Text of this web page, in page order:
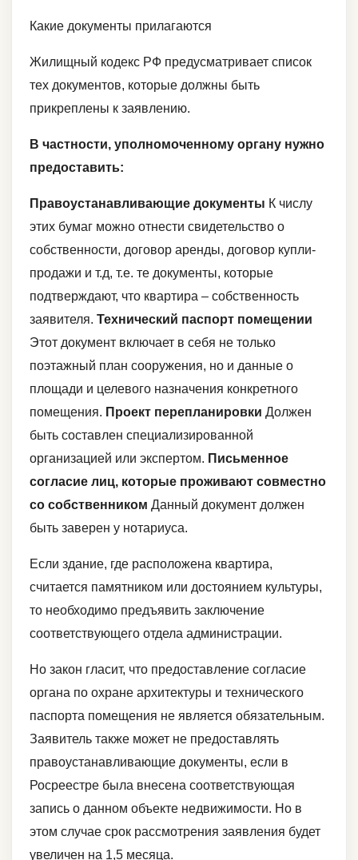
Какие документы прилагаются
Жилищный кодекс РФ предусматривает список
тех документов, которые должны быть
прикреплены к заявлению.
В частности, уполномоченному органу нужно
предоставить:
Правоустанавливающие документы К числу
этих бумаг можно отнести свидетельство о
собственности, договор аренды, договор купли-
продажи и т.д, т.е. те документы, которые
подтверждают, что квартира – собственность
заявителя. Технический паспорт помещении
Этот документ включает в себя не только
поэтажный план сооружения, но и данные о
площади и целевого назначения конкретного
помещения. Проект перепланировки Должен
быть составлен специализированной
организацией или экспертом. Письменное
согласие лиц, которые проживают совместно
со собственником Данный документ должен
быть заверен у нотариуса.
Если здание, где расположена квартира,
считается памятником или достоянием культуры,
то необходимо предъявить заключение
соответствующего отдела администрации.
Но закон гласит, что предоставление согласие
органа по охране архитектуры и технического
паспорта помещения не является обязательным.
Заявитель также может не предоставлять
правоустанавливающие документы, если в
Росреестре была внесена соответствующая
запись о данном объекте недвижимости. Но в
этом случае срок рассмотрения заявления будет
увеличен на 1,5 месяца.